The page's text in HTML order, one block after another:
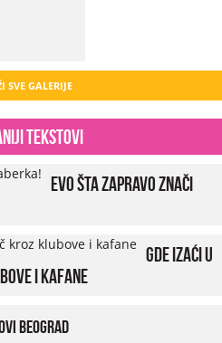
SVE GALERIJE
tekstovi
Evo šta zapravo znači
Gde izaći u
i kafane
Beograd